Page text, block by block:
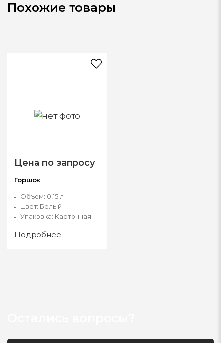
Похожие товары
Цена по запросу
Горшок
Объем: 0,15 л
Цвет: Белый
Упаковка: Картонная
Подробнее